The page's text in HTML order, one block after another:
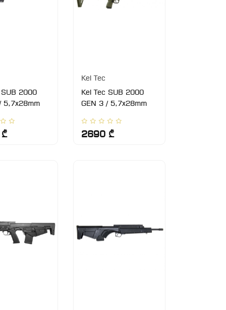
SUB 2000
5,7x28mm
Kel Tec
Kel Tec SUB 2000
GEN 3 / 5,7x28mm
2690 ₾